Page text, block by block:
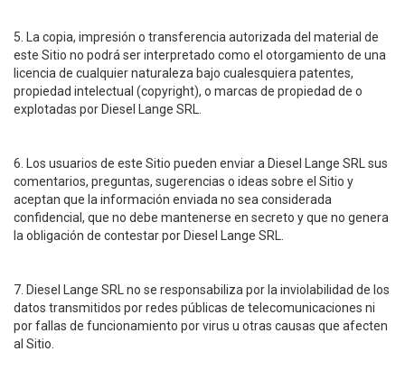
5. La copia, impresión o transferencia autorizada del material de
este Sitio no podrá ser interpretado como el otorgamiento de una
licencia de cualquier naturaleza bajo cualesquiera patentes,
propiedad intelectual (copyright), o marcas de propiedad de o
explotadas por Diesel Lange SRL.
6. Los usuarios de este Sitio pueden enviar a Diesel Lange SRL sus
comentarios, preguntas, sugerencias o ideas sobre el Sitio y
aceptan que la información enviada no sea considerada
confidencial, que no debe mantenerse en secreto y que no genera
la obligación de contestar por Diesel Lange SRL.
7. Diesel Lange SRL no se responsabiliza por la inviolabilidad de los
datos transmitidos por redes públicas de telecomunicaciones ni
por fallas de funcionamiento por virus u otras causas que afecten
al Sitio.